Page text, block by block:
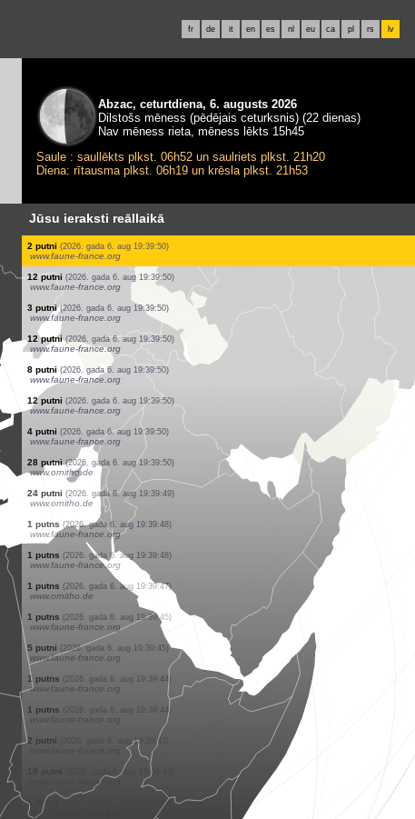
fr de it en es nl eu ca pl rs lv
Abzac, ceturtdiena, 6. augusts 2026
Dilstošs mēness (pēdējais ceturksnis) (22 dienas)
Nav mēness rieta, mēness lēkts 15h45
Saule : saullēkts plkst. 06h52 un saulriets plkst. 21h20
Diena: rītausma plkst. 06h19 un krēsla plkst. 21h53
Jūsu ieraksti reāllaikā
1 putns (2026. gada 6. aug 19:39:52)
www.faune-france.org
9 putni (2026. gada 6. aug 19:39:50)
www.faune-france.org
2 putni (2026. gada 6. aug 19:39:50)
www.faune-france.org
1 putns (2026. gada 6. aug 19:39:50)
www.faune-france.org
4 putni (2026. gada 6. aug 19:39:50)
www.faune-france.org
7 putni (2026. gada 6. aug 19:39:50)
www.faune-france.org
17 putni (2026. gada 6. aug 19:39:50)
www.faune-france.org
2 putni (2026. gada 6. aug 19:39:50)
www.faune-france.org
12 putni (2026. gada 6. aug 19:39:50)
www.faune-france.org
3 putni (2026. gada 6. aug 19:39:50)
www.faune-france.org
12 putni (2026. gada 6. aug 19:39:50)
www.faune-france.org
8 putni (2026. gada 6. aug 19:39:50)
www.faune-france.org
12 putni (2026. gada 6. aug 19:39:50)
www.faune-france.org
4 putni (2026. gada 6. aug 19:39:50)
www.faune-france.org
28 putni (2026. gada 6. aug 19:39:50)
www.ornitho.de
24 putni (2026. gada 6. aug 19:39:49)
www.ornitho.de
1 putns (2026. gada 6. aug 19:39:48)
(2026. gada 6. aug 19:39:48)
www.faune-france.org
1 putns (2026. gada 6. aug 19:39:47)
www.ornitho.de